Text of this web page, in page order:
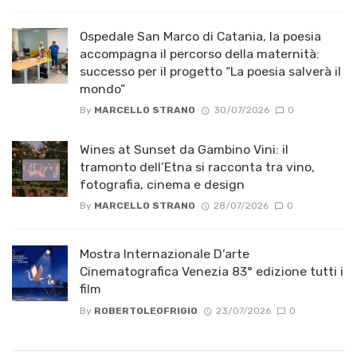
Ospedale San Marco di Catania, la poesia
accompagna il percorso della maternità:
successo per il progetto “La poesia salverà il
mondo”
By MARCELLO STRANO 30/07/2026 0
Wines at Sunset da Gambino Vini: il
tramonto dell’Etna si racconta tra vino,
fotografia, cinema e design
By MARCELLO STRANO 28/07/2026 0
Mostra Internazionale D’arte
Cinematografica Venezia 83° edizione tutti i
film
By ROBERTOLEOFRIGIO 23/07/2026 0